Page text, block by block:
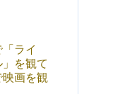
ライ
を観て
映画を観